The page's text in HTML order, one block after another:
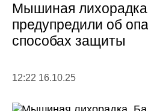
Мышиная
предупредили об
способах защиты
12:22 16.10.25